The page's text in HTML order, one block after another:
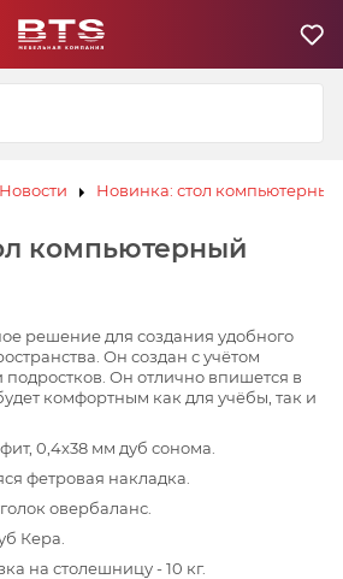
Л
ЛЮ
ЮЗИВ
ЗИВ
ЛЮЗИВ
Ю
Л
К
С
К
Э
Новости Новинка: стол
компьютерный
решение для создания удобного
Он создан с учётом
подростков. Он отлично впишется в
комфортным как для учёбы, так и
0,4х38 мм дуб сонома.
фетровая накладка.
овербаланс.
Кера.
на столешницу - 10 кг.